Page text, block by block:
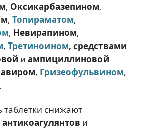
, Оксикарбазепином,
, Топираматом,
, Невирапином,
, Третиноином, средствами
и ампициллиновой
, Гризеофульвином,
.
таблетки снижают
антикоагулянтов и